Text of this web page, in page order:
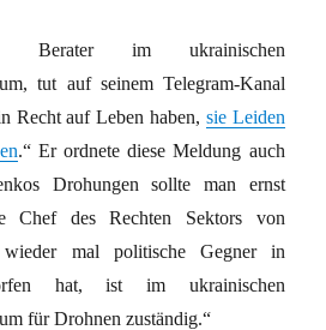
Berater im ukrainischen
tut auf seinem Telegram-Kanal
Recht auf Leben haben, sie Leiden
.“ Er ordnete diese Meldung auch
Drohungen sollte man ernst
Chef des Rechten Sektors von
mal politische Gegner in
hat, ist im ukrainischen
für Drohnen zuständig.“